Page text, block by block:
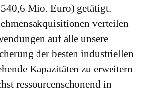
Mio. Euro) getätigt.
verteilen
auf alle unsere
der besten industriellen
Kapazitäten zu erweitern
ressourcenschonend in